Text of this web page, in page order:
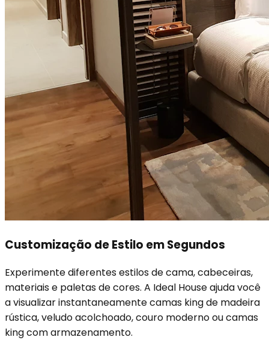
Customização de Estilo em Segundos
Experimente diferentes estilos de cama, cabeceiras,
materiais e paletas de cores. A Ideal House ajuda você
a visualizar instantaneamente camas king de madeira
rústica, veludo acolchoado, couro moderno ou camas
king com armazenamento.